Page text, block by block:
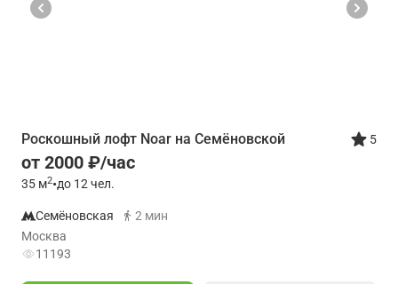
Роскошный лофт Noar на Семёновской
от 2000 ₽/час
35 м2•до 12 чел.
5
Семёновская
2 мин
Москва
11193